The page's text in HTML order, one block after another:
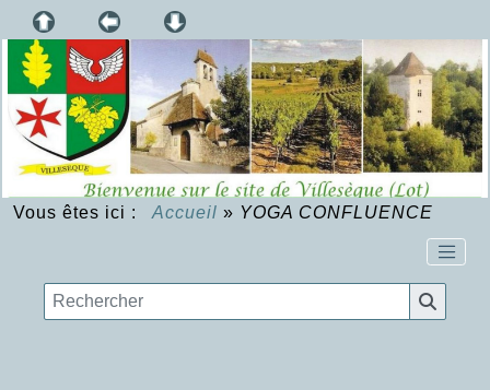
Vous êtes ici : Accueil » YOGA CONFLUENCE